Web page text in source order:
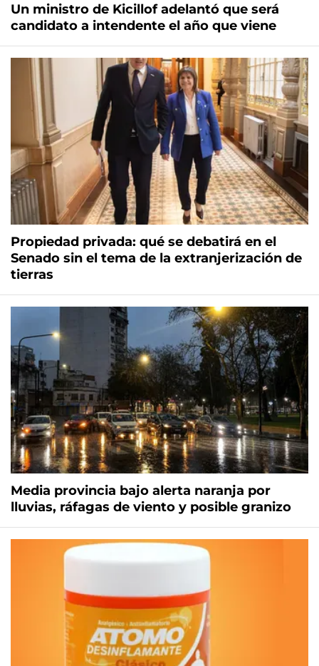
Un ministro de Kicillof adelantó que será
candidato a intendente el año que viene
Propiedad privada: qué se debatirá en el
Senado sin el tema de la extranjerización de
tierras
Media provincia bajo alerta naranja por
lluvias, ráfagas de viento y posible granizo